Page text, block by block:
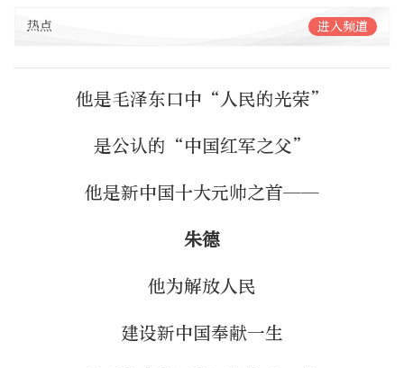
热点 进入频道
他是毛泽东口中“人民的光荣”
是公认的“中国红军之父”
他是新中国十大元帅之首——
朱德
他为解放人民
建设新中国奉献一生